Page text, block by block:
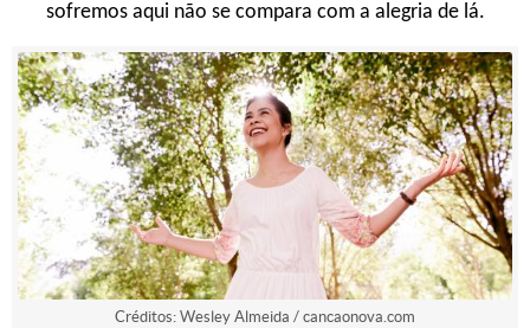
sofremos aqui não se compara com a alegria de lá.
Créditos: Wesley Almeida / cancaonova.com